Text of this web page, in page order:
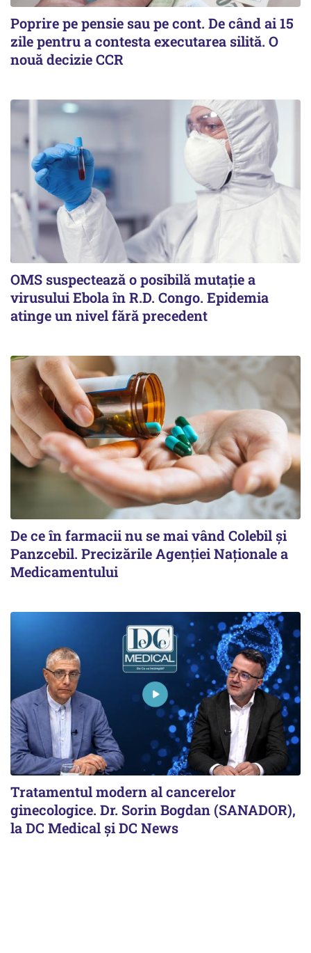
Poprire pe pensie sau pe cont. De când ai 15
zile pentru a contesta executarea silită. O
nouă decizie CCR
OMS suspectează o posibilă mutație a
virusului Ebola în R.D. Congo. Epidemia
atinge un nivel fără precedent
De ce în farmacii nu se mai vând Colebil și
Panzcebil. Precizările Agenției Naționale a
Medicamentului
Tratamentul modern al cancerelor
ginecologice. Dr. Sorin Bogdan (SANADOR),
la DC Medical și DC News